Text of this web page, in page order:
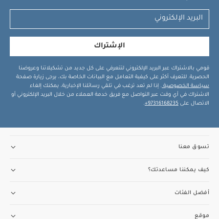
الإشتراك
قومي بالاشتراك عبر البريد الإلكتروني لتتعرفي على كل جديد من تشكيلاتنا وعروضنا
الحصرية. للتعرف أكثر على كيفية التعامل مع البيانات الخاصة بك، يرجى زيارة صفحة
سياسة الخصوصية . إذا لم تعد ترغب في تلقي رسائلنا الإخبارية، يمكنك إلغاء
الاشتراك في أي وقت عبر التواصل مع فريق خدمة العملاء من خلال البريد الإلكتروني أو
الاتصال على 97316168235+
.
تسوق معنا
كيف يمكننا مساعدتك؟
أفضل الفئات
موقع